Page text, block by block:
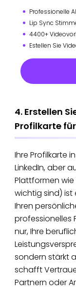
Professionelle
Lip Sync
4400+
Estellen Sie
4. Erstellen
Profilkarte
Ihre Profilkarte
LinkedIn, aber
Plattformen wie
wichtig sind) ist
Ihren
professionelles
nur, Ihre
sondern stärkt
schafft
Partnern oder